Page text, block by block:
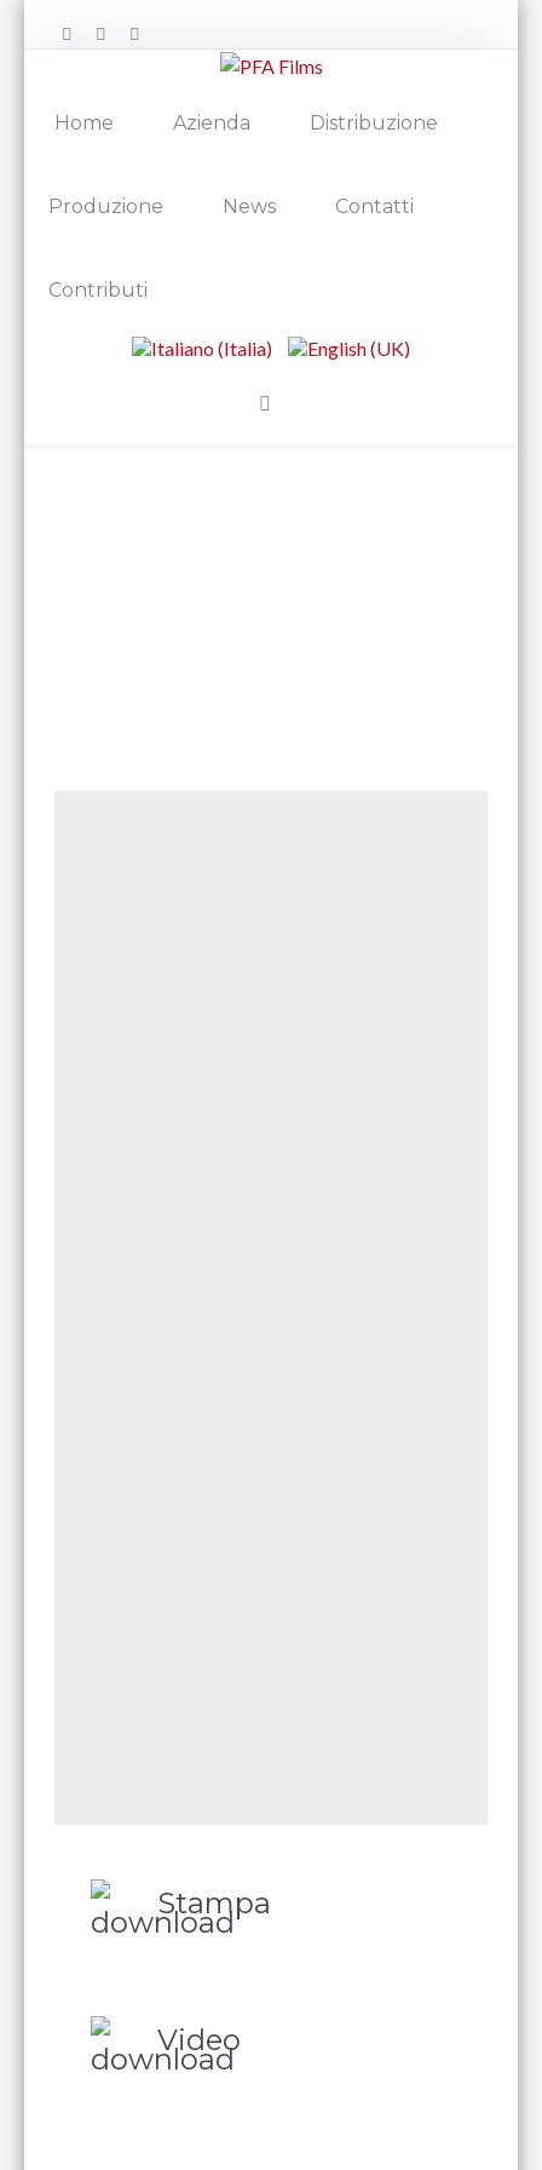
Home Azienda Distribuzione
Produzione News Contatti
Contributi
Stampa
Video